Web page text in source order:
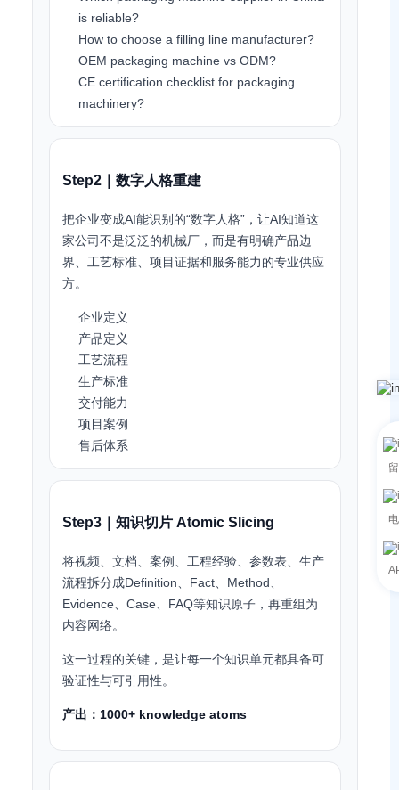
is reliable?
How to choose a filling line manufacturer?
OEM packaging machine vs ODM?
CE certification checklist for packaging
machinery?
Step2｜数字人格重建
把企业变成AI能识别的“数字人格”，让AI知道这
家公司不是泛泛的机械厂，而是有明确产品边
界、工艺标准、项目证据和服务能力的专业供应
方。
企业定义
产品定义
工艺流程
生产标准
交付能力
项目案例
售后体系
Step3｜知识切片 Atomic Slicing
将视频、文档、案例、工程经验、参数表、生产
流程拆分成Definition、Fact、Method、
Evidence、Case、FAQ等知识原子，再重组为
内容网络。
这一过程的关键，是让每一个知识单元都具备可
验证性与可引用性。
产出：1000+ knowledge atoms